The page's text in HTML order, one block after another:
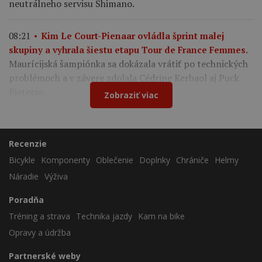
neutrálneho servisu Shimano.
08:21
Kim Le Court-Pienaar ovládla šprint malej
skupiny a vyhrala šiestu etapu Tour de France Femmes.
Maurícijská šampiónka sa dokázala vrátiť po technických
problémoch a v závere zdolala Cédrine Kerbaol aj Puck
Zobraziť viac
Recenzie
Bicykle
Komponenty Oblečenie Doplnky Chrániče
Helmy
Náradie Výživa
Poradňa
Tréning a strava
Technika jazdy
Kam na bike
Opravy a údržba
Partnerské weby